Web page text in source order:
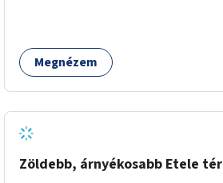
Megnézem
Zöldebb, árnyékosabb Etele tér